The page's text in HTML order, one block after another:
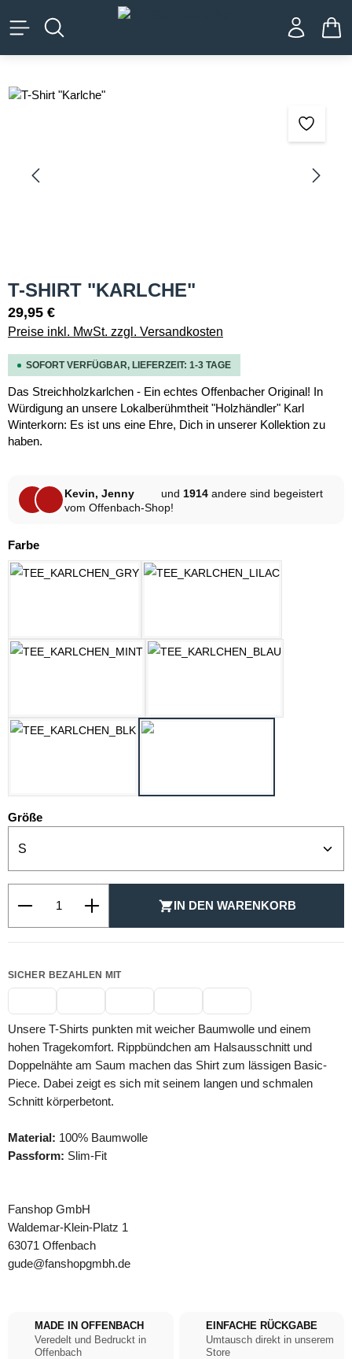
springen
Bildergalerie überspringen
T-SHIRT "KARLCHE"
29,95 €
Preise inkl. MwSt. zzgl. Versandkosten
SOFORT VERFÜGBAR, LIEFERZEIT: 1-3 TAGE
Das Streichholzkarlchen - Ein echtes Offenbacher Original! In
Würdigung an unsere Lokalberühmtheit "Holzhändler" Karl
Winterkorn: Es ist uns eine Ehre, Dich in unserer Kollektion zu
haben.
Kevin, Jenny und 1914 andere sind begeistert
vom Offenbach-Shop!
Farbeauswählen
Größeauswählen
IN DEN WARENKORB
SICHER BEZAHLEN MIT
Unsere T-Shirts punkten mit weicher Baumwolle und einem
hohen Tragekomfort. Rippbündchen am Halsausschnitt und
Doppelnähte am Saum machen das Shirt zum lässigen Basic-
Piece. Dabei zeigt es sich mit seinem langen und schmalen
Schnitt körperbetont.
Material: 100% Baumwolle
Passform: Slim-Fit
Fanshop GmbH
Waldemar-Klein-Platz 1
63071 Offenbach
gude@fanshopgmbh.de
MADE IN OFFENBACH
Veredelt und Bedruckt in
Offenbach
EINFACHE RÜCKGABE
Umtausch direkt in unserem
Store